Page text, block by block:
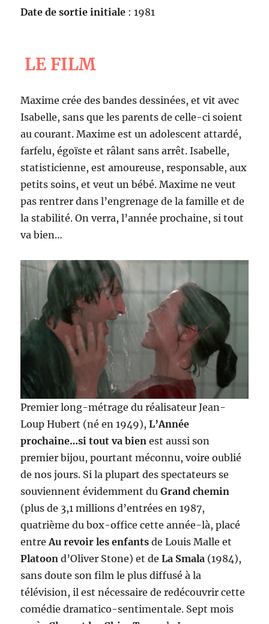
Date de sortie initiale : 1981
LE FILM
Maxime crée des bandes dessinées, et vit avec
Isabelle, sans que les parents de celle-ci soient
au courant. Maxime est un adolescent attardé,
farfelu, égoïste et râlant sans arrêt. Isabelle,
statisticienne, est amoureuse, responsable, aux
petits soins, et veut un bébé. Maxime ne veut
pas rentrer dans l’engrenage de la famille et de
la stabilité. On verra, l’année prochaine, si tout
va bien…
Premier long-métrage du réalisateur Jean-
Loup Hubert (né en 1949),L’Année
prochaine…si tout va bien est aussi son
premier bijou, pourtant méconnu, voire oublié
de nos jours. Si la plupart des spectateurs se
souviennent évidemment duGrand chemin
(plus de 3,1 millions d’entrées en 1987,
quatrième du box-office cette année-là, placé
entre Au revoir les enfants de Louis Malle et
Platoon d’Oliver Stone) et deLa Smala (1984),
sans doute son film le plus diffusé à la
télévision, il est nécessaire de redécouvrir cette
comédie dramatico-sentimentale. Sept mois